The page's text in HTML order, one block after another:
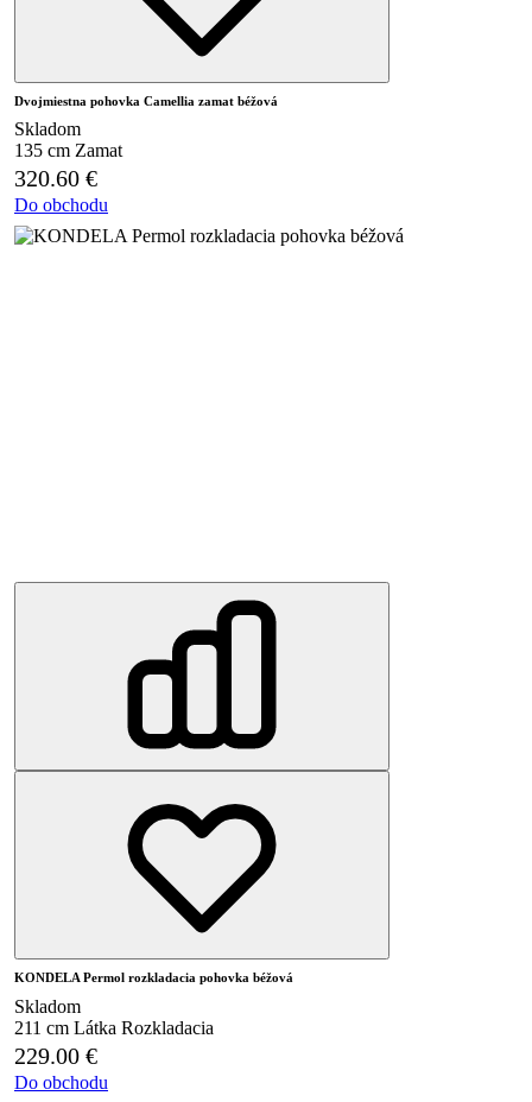
Dvojmiestna pohovka Camellia zamat béžová
Skladom
135 cm Zamat
320.60 €
Do obchodu
KONDELA Permol rozkladacia pohovka béžová
Skladom
211 cm Látka Rozkladacia
229.00 €
Do obchodu